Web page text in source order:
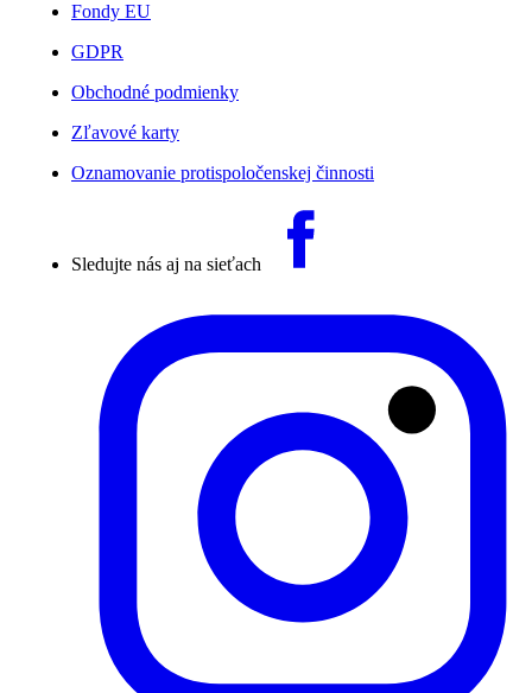
Fondy EU
GDPR
Obchodné podmienky
Zľavové karty
Oznamovanie protispoločenskej činnosti
Sledujte nás aj na sieťach